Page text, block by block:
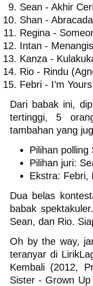
Sean - Akhir
Shan -
Regina -
Intan -
Kanza -
Rio - Rindu
Febri - I’m
Dari babak ini,
tertinggi, 5
tambahan yang
Pilihan
Pilihan juri:
Ekstra: Febri,
Dua belas
babak
Sean, dan Rio.
Oh by the way,
teranyar di
Kembali (2012,
Sister - Grown Up